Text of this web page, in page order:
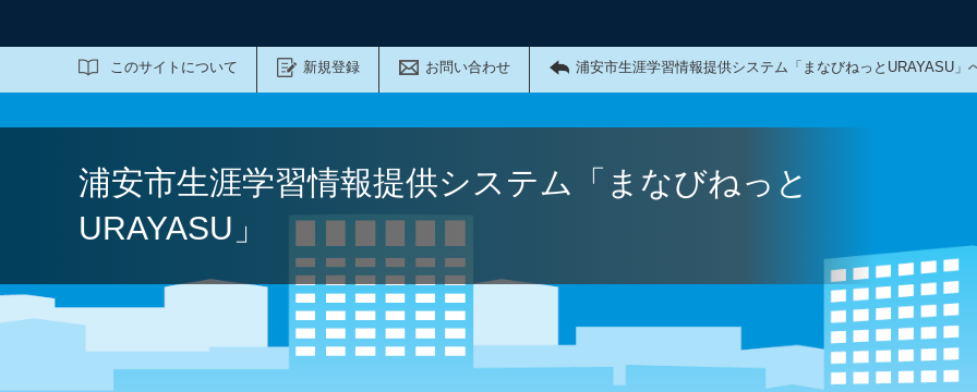
このサイトについて 新規登録 お問い合わせ 浦安市生涯学習情報提供システム「まなびねっとURAYASU」
サイト内検索
浦安市生涯学習情報提供システム「まなびねっと
URAYASU」